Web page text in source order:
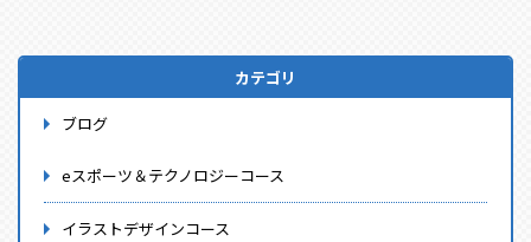
カテゴリ
ブログ
eスポーツ＆テクノロジーコース
イラストデザインコース